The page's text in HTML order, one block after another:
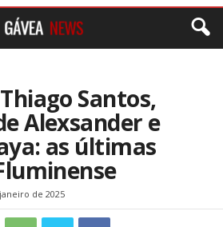
Santos,
Alexsander e
as últimas
de 2025